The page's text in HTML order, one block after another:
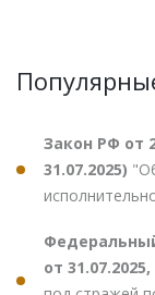
Закон РФ от
31.07.2025)
от